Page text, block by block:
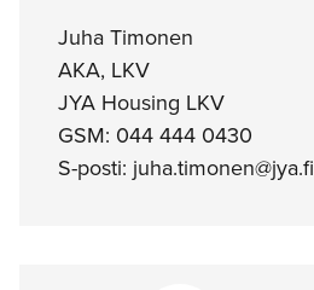
Juha Timonen
AKA, LKV
JYA Housing LKV
GSM: 044 444 0430
S-posti: juha.timonen@jya.fi